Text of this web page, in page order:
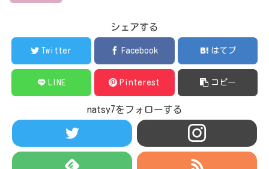
シェアする
Twitter Facebook はてブ
LINE Pinterest コピー
natsy7をフォローする